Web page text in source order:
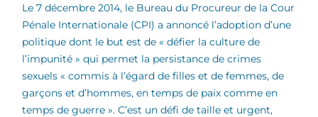
Le 7 décembre 2014, le Bureau du Procureur de la Cour
Pénale Internationale (CPI) a annoncé l’adoption d’une
politique dont le but est de « défier la culture de
l’impunité » qui permet la persistance de crimes
sexuels « commis à l’égard de filles et de femmes, de
garçons et d’hommes, en temps de paix comme en
temps de guerre ». C’est un défi de taille et urgent,